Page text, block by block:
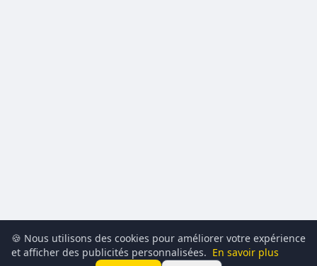
🍪 Nous utilisons des cookies pour améliorer votre expérience
et afficher des publicités personnalisées. En savoir plus